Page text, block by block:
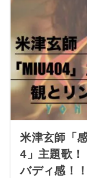
米津玄師「
4」主題歌！
バディ感！！